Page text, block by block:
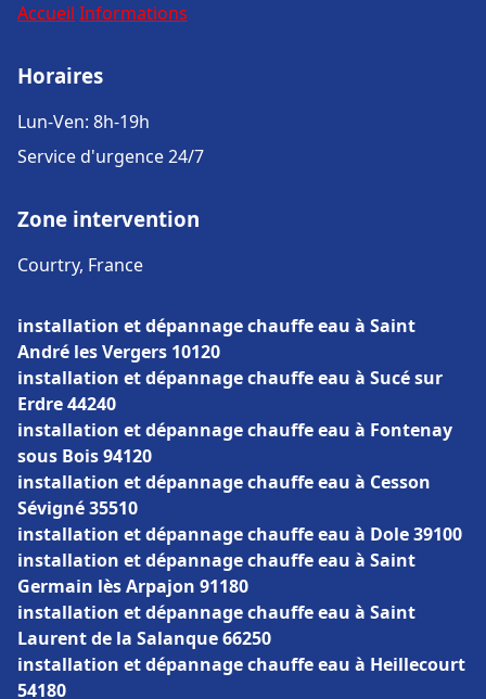
Accueil Informations
Horaires
Lun-Ven: 8h-19h
Service d'urgence 24/7
Zone intervention
Courtry, France
installation et dépannage chauffe eau à Saint
André les Vergers 10120
installation et dépannage chauffe eau à Sucé sur
Erdre 44240
installation et dépannage chauffe eau à Fontenay
sous Bois 94120
installation et dépannage chauffe eau à Cesson
Sévigné 35510
installation et dépannage chauffe eau à Dole 39100
installation et dépannage chauffe eau à Saint
Germain lès Arpajon 91180
installation et dépannage chauffe eau à Saint
Laurent de la Salanque 66250
installation et dépannage chauffe eau à Heillecourt
54180